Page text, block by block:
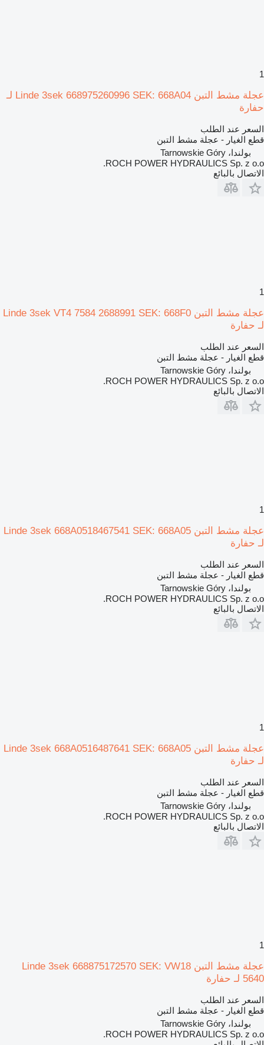
1
عجلة مشط التبن Linde 3sek 668975260996 SEK: 668A04 لـ
حفارة
السعر عند الطلب
قطع الغيار - عجلة مشط التبن
بولندا، Tarnowskie Góry
ROCH POWER HYDRAULICS Sp. z o.o.
الاتصال بالبائع
1
عجلة مشط التبن Linde 3sek VT4 7584 2688991 SEK: 668F0
لـ حفارة
السعر عند الطلب
قطع الغيار - عجلة مشط التبن
بولندا، Tarnowskie Góry
ROCH POWER HYDRAULICS Sp. z o.o.
الاتصال بالبائع
1
عجلة مشط التبن Linde 3sek 668A0518467541 SEK: 668A05
لـ حفارة
السعر عند الطلب
قطع الغيار - عجلة مشط التبن
بولندا، Tarnowskie Góry
ROCH POWER HYDRAULICS Sp. z o.o.
الاتصال بالبائع
1
عجلة مشط التبن Linde 3sek 668A0516487641 SEK: 668A05
لـ حفارة
السعر عند الطلب
قطع الغيار - عجلة مشط التبن
بولندا، Tarnowskie Góry
ROCH POWER HYDRAULICS Sp. z o.o.
الاتصال بالبائع
1
عجلة مشط التبن Linde 3sek 668875172570 SEK: VW18
5640 لـ حفارة
السعر عند الطلب
قطع الغيار - عجلة مشط التبن
بولندا، Tarnowskie Góry
ROCH POWER HYDRAULICS Sp. z o.o.